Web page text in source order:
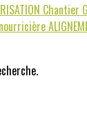
Chantier